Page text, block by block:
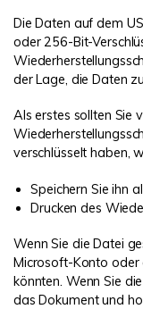
Die Daten auf dem
oder 256-Bit-
der Lage, die Daten
Als erstes sollten Sie
verschlüsselt haben,
Speichern Sie ihn
Drucken des
Wenn Sie die Datei
Microsoft-Konto oder
könnten. Wenn Sie
das Dokument und